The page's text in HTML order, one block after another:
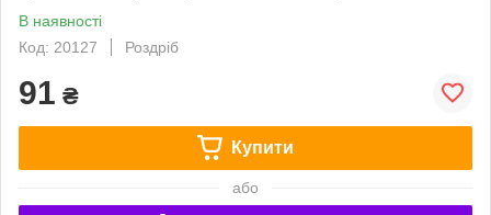
В наявності
Код: 20127
Роздріб
91 ₴
Купити
або